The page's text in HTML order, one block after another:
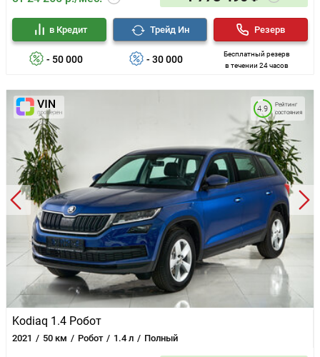
- 50 000
в Кредит
- 30 000
Трейд Ин
Бесплатный резерв
в течении 24 часов
Резерв
Kodiaq 1.4 Робот
2021 50 км Робот 1.4 л Полный
Рейтинг
состояния
4.9